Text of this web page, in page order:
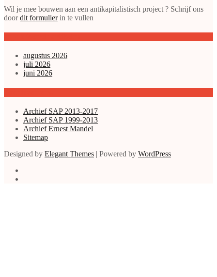
Wil je mee bouwen aan een antikapitalistisch project ? Schrijf ons
doordit formulierin te vullen
augustus 2026
juli 2026
juni 2026
Archief SAP 2013-2017
Archief SAP 1999-2013
Archief Ernest Mandel
Sitemap
Designed by Elegant Themes | Powered by WordPress